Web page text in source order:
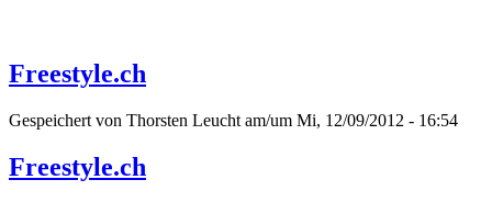
Freestyle.ch
Gespeichert von Thorsten Leucht am/um Mi, 12/09/2012 - 16:54
Freestyle.ch